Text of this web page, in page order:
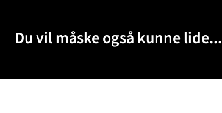
Du vil måske også kunne lide...